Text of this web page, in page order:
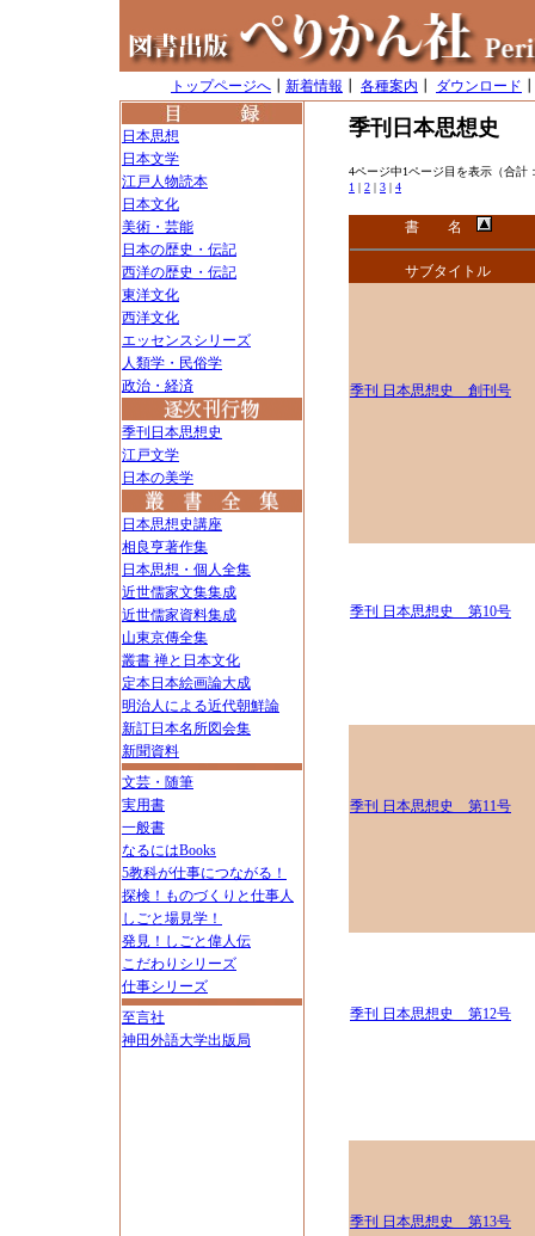
トップページへ 新着情報 各種案内 ダウンロード
日本思想
日本文学
江戸人物読本
日本文化
美術・芸能
日本の歴史・伝記
西洋の歴史・伝記
東洋文化
西洋文化
エッセンスシリーズ
人類学・民俗学
政治・経済
季刊日本思想史
江戸文学
日本の美学
日本思想史講座
相良亨著作集
日本思想・個人全集
近世儒家文集集成
近世儒家資料集成
山東京傳全集
叢書 禅と日本文化
定本日本絵画論大成
明治人による近代朝鮮論
新訂日本名所図会集
新聞資料
文芸・随筆
実用書
一般書
なるにはBooks
5教科が仕事につながる！
探検！ものづくりと仕事人
しごと場見学！
発見！しごと偉人伝
こだわりシリーズ
仕事シリーズ
至言社
神田外語大学出版局
季刊日本思想史
4ページ中1ページ目を表示（合計
1 | 2 | 3 | 4
書 名
サブタイトル
季刊 日本思想史 創刊号
季刊 日本思想史 第10号
季刊 日本思想史 第11号
季刊 日本思想史 第12号
季刊 日本思想史 第13号